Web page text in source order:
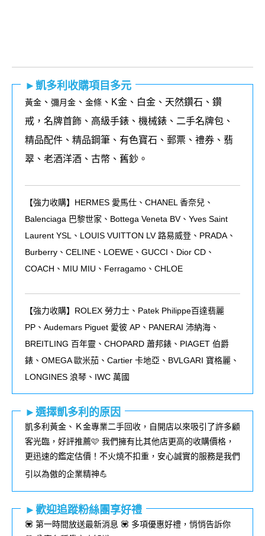
►凱多利收購項目多元
黃金 、 彌月金 、 金條 、K金、白金、天然鑽石、鑽
戒，名牌首飾、高級手錶、機械錶、二手名牌包、
精品配件、精品鋼筆、有色寶石、郵票、禮券、翡
翠、老酒洋酒、古幣、舊鈔。
【強力收購】HERMES 愛馬仕、CHANEL 香奈兒、
Balenciaga 巴黎世家、Bottega Veneta BV、Yves Saint
Laurent YSL、LOUIS VUITTON LV 路易威登、PRADA、
Burberry、CELINE、LOEWE、GUCCI、Dior CD、
COACH、MIU MIU、Ferragamo、CHLOE
【強力收購】ROLEX 勞力士、 Patek Philippe百達翡麗
PP 、 Audemars Piguet 愛彼 AP 、 PANERAI 沛納海、
BREITLING 百年靈、 CHOPARD 蕭邦錶、 PIAGET 伯爵
錶、 OMEGA歐米茄、 Cartier 卡地亞、 BVLGARI 寶格麗、
LONGINES 浪琴、 IWC 萬國
►選擇凱多利的原因
凱多利黃金、Ｋ金專業二手回收，自開店以來吸引了許多顧
客光臨，好評推薦🩷 我們擁有比其他店更高的收購價格，
更迅速的鑑定估價！不火燒不扣重，安心誠實的服務是我們
引以為傲的企業精神💪
►歡迎追蹤粉絲團享好禮
💟 第一時間放送最新消息 💟 多項優惠好禮，悄悄告訴你